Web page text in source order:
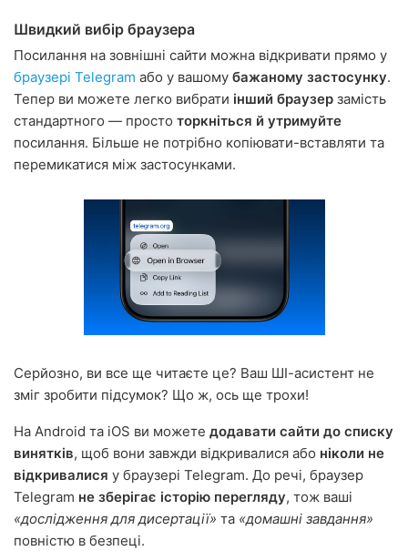
Швидкий вибір браузера
Посилання на зовнішні сайти можна відкривати прямо у
браузері Telegram або у вашому бажаному застосунку.
Тепер ви можете легко вибрати інший браузер замість
стандартного — просто торкніться й утримуйте
посилання. Більше не потрібно копіювати-вставляти та
перемикатися між застосунками.
Серйозно, ви все ще читаєте це? Ваш ШІ-асистент не
зміг зробити підсумок? Що ж, ось ще трохи!
На Android та iOS ви можете додавати сайти до списку
винятків, щоб вони завжди відкривалися або ніколи не
відкривалися у браузері Telegram. До речі, браузер
Telegram не зберігає історію перегляду, тож ваші
«дослідження для дисертації» та «домашні завдання»
повністю в безпеці.